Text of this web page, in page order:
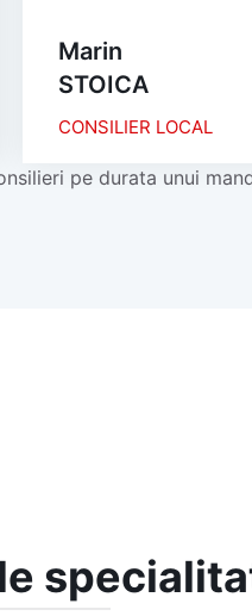
Marin
STOICA
CONSILIER LOCAL
pe durata unui